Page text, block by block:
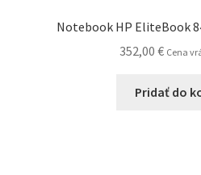
Notebook HP EliteBook
352,00 € Cena
Pridať do